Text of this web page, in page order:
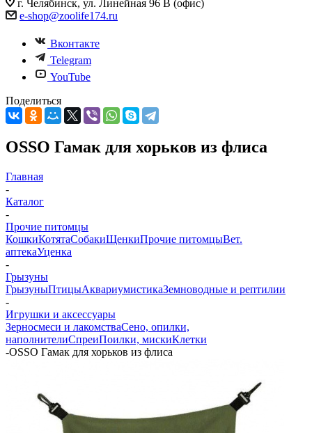
г. Челябинск, ул. Линейная 96 В (офис)
e-shop@zoolife174.ru
Вконтакте
Telegram
YouTube
Поделиться
OSSO Гамак для хорьков из флиса
Главная
-
Каталог
-
Прочие питомцы
КошкиКотятаСобакиЩенкиПрочие питомцыВет.
аптекаУценка
-
Грызуны
ГрызуныПтицыАквариумистикаЗемноводные и рептилии
-
Игрушки и аксессуары
Зерносмеси и лакомстваСено, опилки,
наполнителиСпреиПоилки, мискиКлетки
-OSSO Гамак для хорьков из флиса